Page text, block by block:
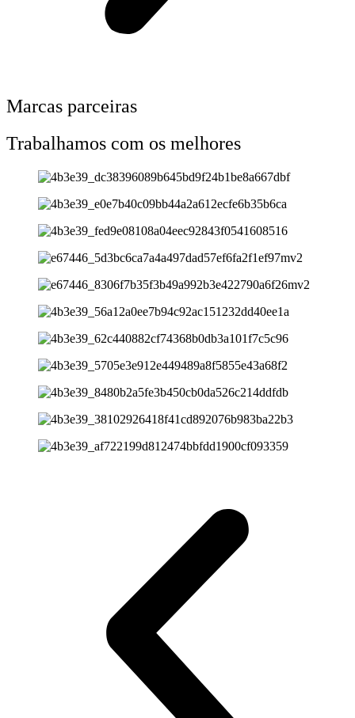
Marcas parceiras
Trabalhamos com os melhores